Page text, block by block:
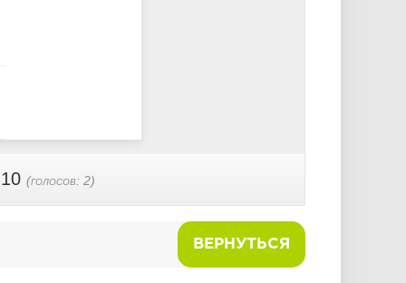
(голосов: 2)
ВЕРНУТЬСЯ